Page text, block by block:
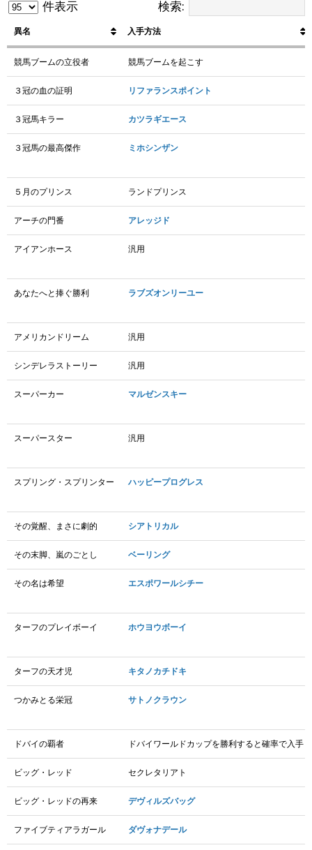
件表示 検索:
異名
入手方法
競馬ブームの立役者 競馬ブームを起こす
３冠の血の証明 リファランスポイント
３冠馬キラー カツラギエース
３冠馬の最高傑作 ミホシンザン
５月のプリンス ランドプリンス
アーチの門番 アレッジド
アイアンホース 汎用
あなたへと捧ぐ勝利 ラブズオンリーユー
アメリカンドリーム 汎用
シンデレラストーリー 汎用
スーパーカー マルゼンスキー
スーパースター 汎用
スプリング・スプリンター ハッピープログレス
その覚醒、まさに劇的 シアトリカル
その末脚、嵐のごとし ベーリング
その名は希望 エスポワールシチー
ターフのプレイボーイ ホウヨウボーイ
ターフの天才児 キタノカチドキ
つかみとる栄冠 サトノクラウン
ドバイの覇者 ドバイワールドカップを勝利すると確率で入手
ビッグ・レッド セクレタリアト
ビッグ・レッドの再来 デヴィルズバッグ
ファイブティアラガール ダヴォナデール